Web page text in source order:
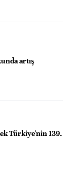
artış
Türkiye'nin 139.